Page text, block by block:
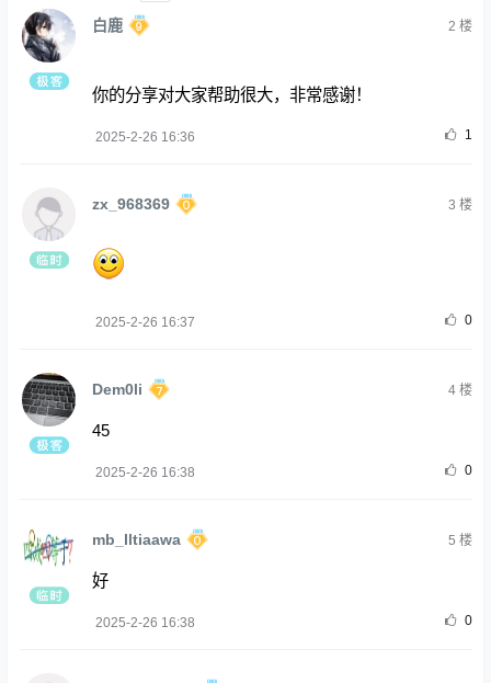
白鹿 2 楼
你的分享对大家帮助很大，非常感谢！
2025-2-26 16:36 1
zx_968369 3 楼
2025-2-26 16:37 0
Dem0li 4楼
45
2025-2-26 16:38 0
mb_lltiaawa 5 楼
好
2025-2-26 16:38 0